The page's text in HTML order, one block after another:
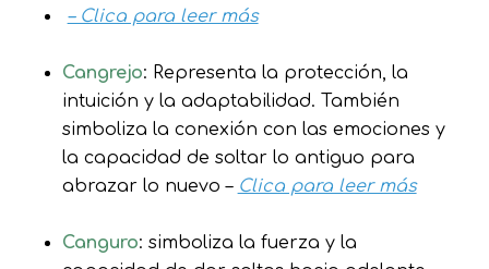
– Clica para leer más
Cangrejo: Representa la protección, la
intuición y la adaptabilidad. También
simboliza la conexión con las emociones y
la capacidad de soltar lo antiguo para
abrazar lo nuevo – Clica para leer más
Canguro: simboliza la fuerza y la